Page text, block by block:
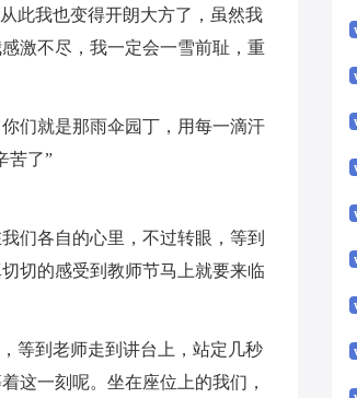
此我也变得开朗大方了，虽然我
激不尽，我一定会一雪前耻，重
们就是那雨伞园丁，用每一滴汗
苦了”
们各自的心里，不过转眼，等到
切的感受到教师节马上就要来临
等到老师走到讲台上，站定几秒
这一刻呢。坐在座位上的我们，